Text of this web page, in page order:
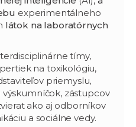
experimentálneho
látok na laboratórnych
tímy,
na toxikológiu,
priemyslu,
zástupcov
ako aj odborníkov
a sociálne vedy.